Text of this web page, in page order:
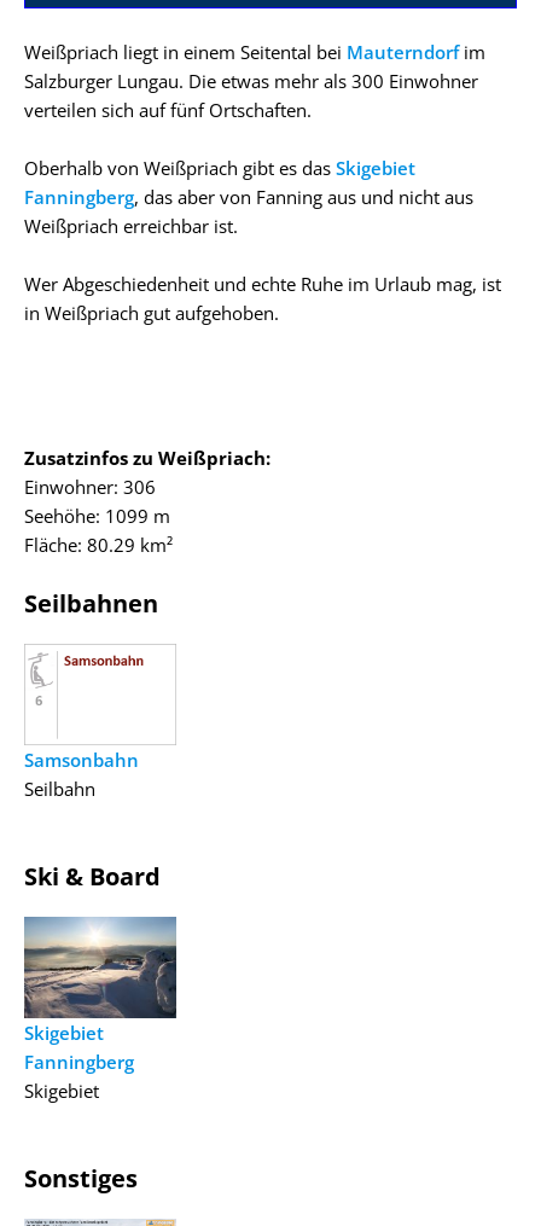
Weißpriach liegt in einem Seitental bei Mauterndorfim
Salzburger Lungau. Die etwas mehr als 300 Einwohner
verteilen sich auf fünf Ortschaften.
Oberhalb von Weißpriach gibt es das Skigebiet
Fanningberg, das aber von Fanning aus und nicht aus
Weißpriach erreichbar ist.
Wer Abgeschiedenheit und echte Ruhe im Urlaub mag, ist
in Weißpriach gut aufgehoben.
Zusatzinfos zu Weißpriach:
Einwohner: 306
Seehöhe: 1099 m
Fläche: 80.29 km²
Seilbahnen
Samsonbahn
Seilbahn
Ski & Board
Skigebiet
Fanningberg
Skigebiet
Sonstiges